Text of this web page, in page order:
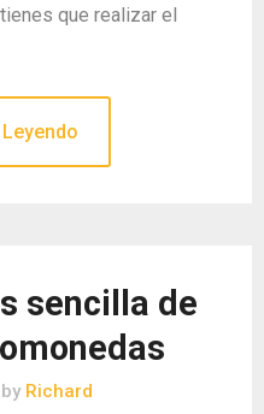
que realizar el
sencilla de
by Richard